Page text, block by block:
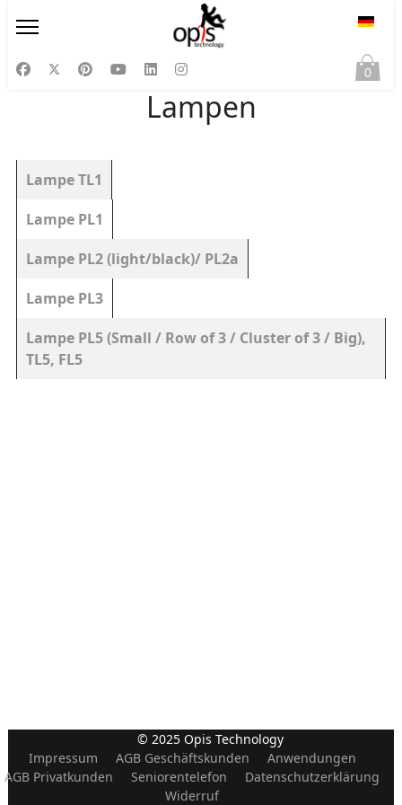
0
Lampen
Beiträge
Titel
Lampe TL1
Lampe PL1
Lampe PL2 (light/black)/ PL2a
Lampe PL3
Lampe PL5 (Small / Row of 3 / Cluster of 3 / Big),
TL5, FL5
© 2025 Opis Technology
Impressum
AGB Geschäftskunden
Anwendungen
AGB Privatkunden
Seniorentelefon
Datenschutzerklärung
Widerruf